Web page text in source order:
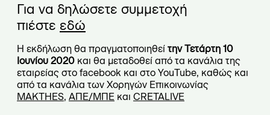
Για να δηλώσετε συμμετοχή
πιέστε εδώ
Η εκδήλωση θα πραγματοποιηθεί την Τετάρτη 10
Ιουνίου 2020 και θα μεταδοθεί από τα κανάλια της
εταιρείας στο facebook και στο YouTube, καθώς και
από τα κανάλια των Χορηγών Επικοινωνίας
MAKTHES, ΑΠΕ/ΜΠΕ και CRETALIVE